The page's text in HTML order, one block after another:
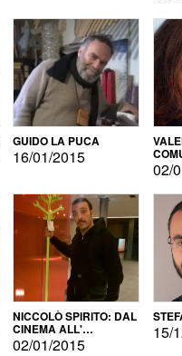
GUIDO LA PUCA
16/01/2015
02/
NICCOLÒ SPIRITO: DAL
CINEMA ALL'
AUTOPRODUZIONE
02/01/2015
15/